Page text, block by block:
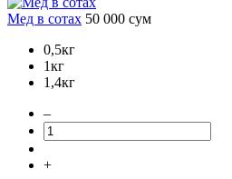
Мед в сотах 50 000 сум
0,5кг
1кг
1,4кг
–
+